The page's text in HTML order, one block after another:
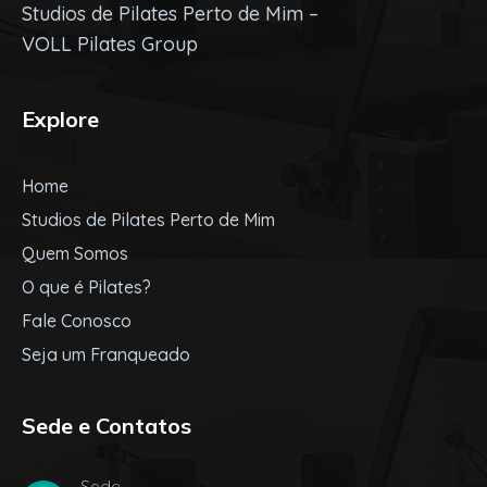
Studios de Pilates Perto de Mim –
VOLL Pilates Group
Explore
Home
Studios de Pilates Perto de Mim
Quem Somos
O que é Pilates?
Fale Conosco
Seja um Franqueado
Sede e Contatos